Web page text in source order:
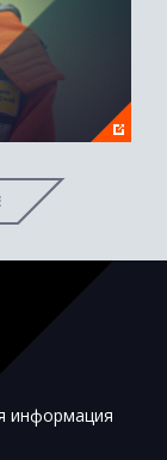
информация